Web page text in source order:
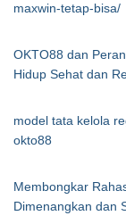
maxwin-tetap-bisa/
OKTO88 dan
Hidup Sehat dan
model tata kelola
okto88
Membongkar
Dimenangkan dan